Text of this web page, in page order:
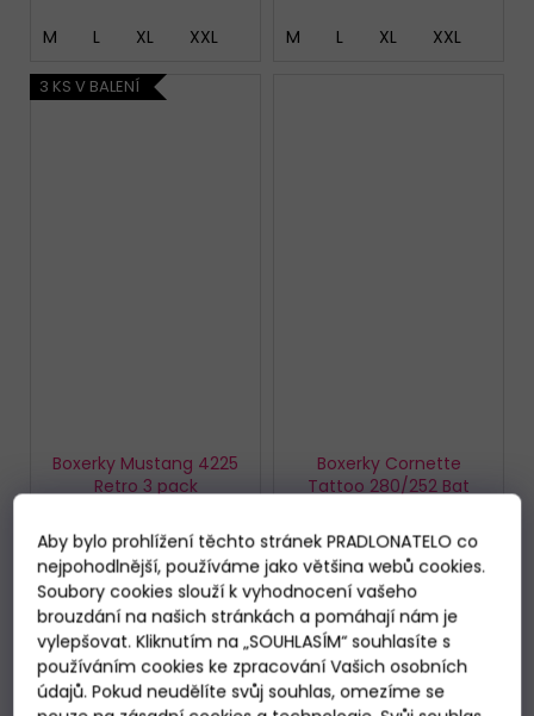
Aby bylo prohlížení těchto stránek PRADLONATELO co
nejpohodlnější, používáme jako většina webů cookies.
Soubory cookies slouží k vyhodnocení vašeho
brouzdání na našich stránkách a pomáhají nám je
vylepšovat. Kliknutím na „SOUHLASÍM“ souhlasíte s
používáním cookies ke zpracování Vašich osobních
údajů. Pokud neudělíte svůj souhlas, omezíme se
M L XL XXL M L XL XXL
3 KS V BALENÍ
Boxerky Mustang 4225
Retro 3 pack
699 Kč
DETAIL
M L XL XXL
Boxerky Cornette
Tattoo 280/252 Bat
339 Kč
DETAIL
XXL